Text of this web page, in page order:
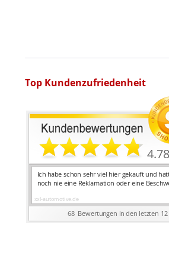
Top Kundenzufriedenheit